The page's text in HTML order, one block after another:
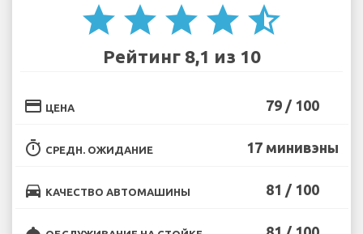
star star star star star_half
Рейтинг 8,1 из 10
credit_card ЦЕНА 79 / 100
timer СРЕДН. ОЖИДАНИЕ 17 минивэны
directions_car КАЧЕСТВО АВТОМАШИНЫ 81 / 100